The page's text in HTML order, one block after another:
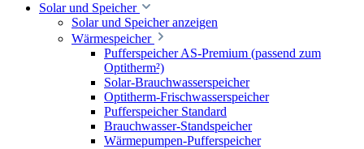
Solar und Speicher
Solar und Speicher anzeigen
Wärmespeicher
Pufferspeicher AS-Premium (passend zum
Optitherm²)
Solar-Brauchwasserspeicher
Optitherm-Frischwasserspeicher
Pufferspeicher Standard
Brauchwasser-Standspeicher
Wärmepumpen-Pufferspeicher